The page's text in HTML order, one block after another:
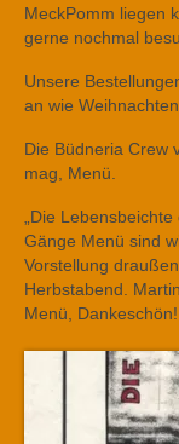
MeckPomm liegen
gerne nochmal
Unsere
an wie Weihnachten.
Die Büdneria Crew
mag, Menü.
„Die
Gänge Menü sind
Vorstellung
Herbstabend.
Menü, Dankeschön!